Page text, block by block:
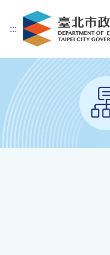
跳到主要內容
:::